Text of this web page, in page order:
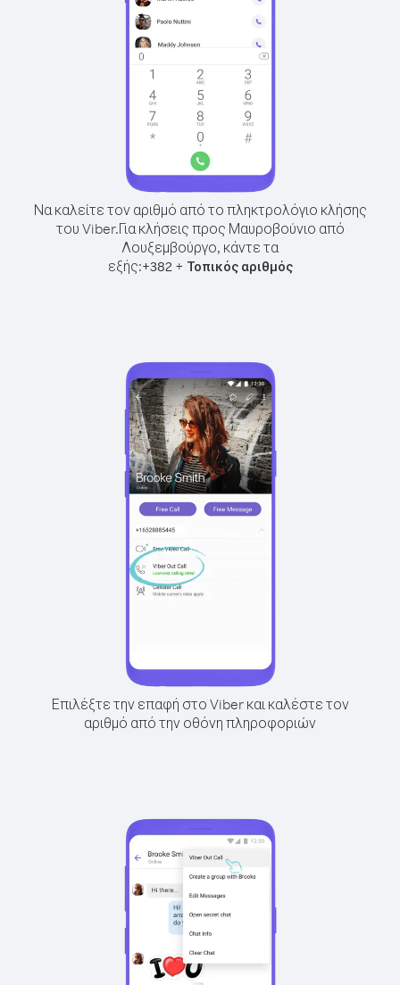
Να καλείτε τον αριθμό από το πληκτρολόγιο κλήσης
του Viber.Για κλήσεις προς Μαυροβούνιο από
Λουξεμβούργο, κάντε τα
εξής:+382+ Τοπικός αριθμός
Επιλέξτε την επαφή στο Viber και καλέστε τον
αριθμό από την οθόνη πληροφοριών